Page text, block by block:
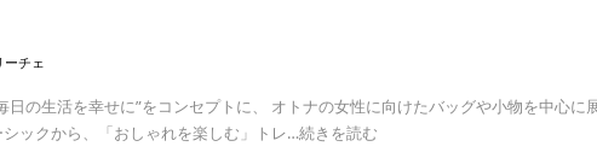
ーチェ
日の生活を幸せに”をコンセプトに、 オトナの女性に向けたバッグや小物を中心に
ックから、「おしゃれを楽しむ」トレ…続きを読む